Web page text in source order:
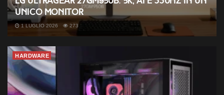
unico monitor
1 LUGLIO 2026 273
HARDWARE